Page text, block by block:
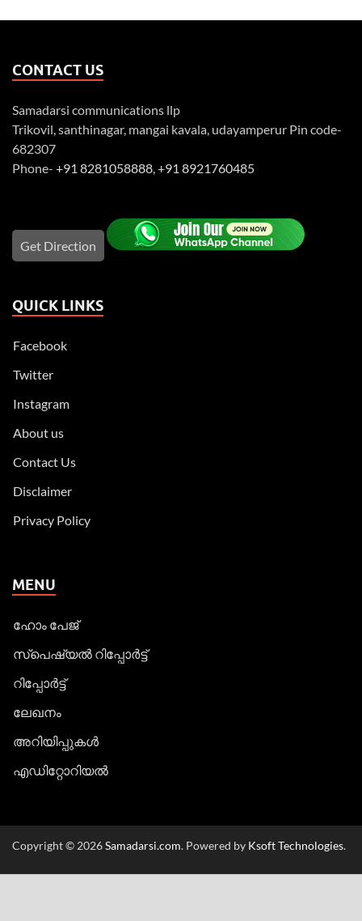
CONTACT US
Samadarsi communications llp
Trikovil, santhinagar, mangai kavala, udayamperur Pin code-
682307
Phone- +91 8281058888,+91 8921760485
Get Direction
QUICK LINKS
Facebook
Twitter
Instagram
About us
Contact Us
Disclaimer
Privacy Policy
MENU
ഹോം പേജ്
സ്പെഷ്യൽ റിപ്പോര്‍ട്ട്
റിപ്പോര്‍ട്ട്
ലേഖനം
അറിയിപ്പുകള്‍
എഡിറ്റോറിയല്‍
Copyright © 2026Samadarsi.com. Powered by Ksoft Technologies.